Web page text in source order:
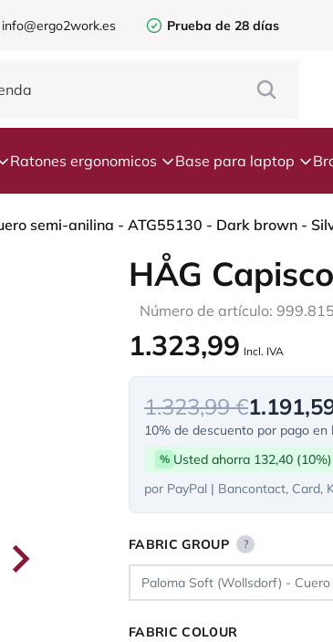
info@ergo2work.es Prueba de 28 días
Ratones ergonomicos Base para laptop
semi-anilina - ATG55130 - Dark brown -
HÅG
Número de artículo:
1.323,99 Incl. IVA
1.323,99 €
10% de descuento por pago en
% Usted ahorra 132,40 (10%)
por PayPal | Bancontact, Card,
FABRIC GROUP ?
FABRIC COLOUR